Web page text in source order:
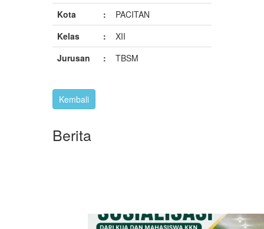
Kota
:
PACITAN
Kelas
:
XII
Jurusan
: TBSM
Berita